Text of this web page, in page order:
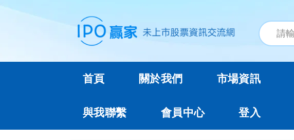
首頁 關於我們 市場資訊
與我聯繫 會員中心 登入